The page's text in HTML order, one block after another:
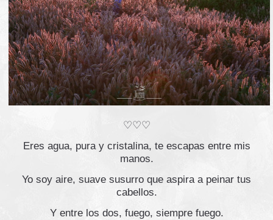
♡♡♡
Eres agua, pura y cristalina, te escapas entre mis
manos.
Yo soy aire, suave susurro que aspira a peinar tus
cabellos.
Y entre los dos, fuego, siempre fuego.